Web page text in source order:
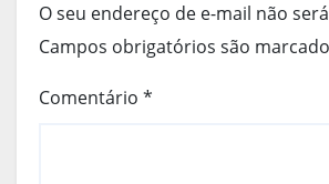
O seu endereço de e-mail não
Campos obrigatórios são
Comentário *